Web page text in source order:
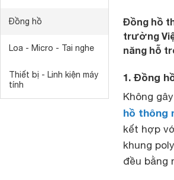
Đồng hồ
Loa - Micro - Tai nghe
Thiết bị - Linh kiện máy
tính
Đồng hồ
trường
năng hỗ
1. Đồng
Không
hồ thông
kết hợp
khung
đều bằng